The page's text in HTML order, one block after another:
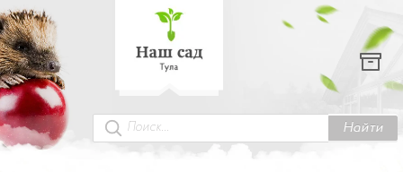
Найти
Каталог
Гортензии
Грунты